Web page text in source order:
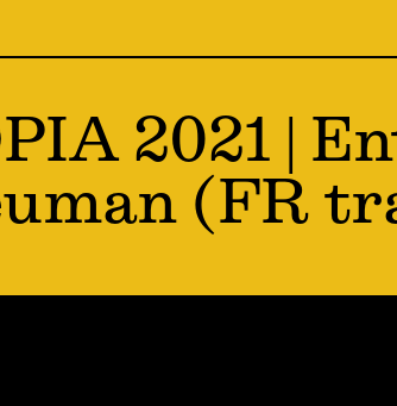
2021 |
(FR